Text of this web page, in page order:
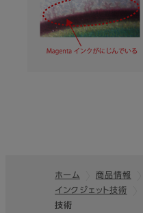
フッター
ホーム 商品情報
インクジェット技術
技術